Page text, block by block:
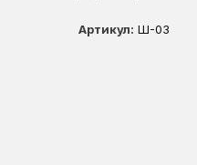
Артикул: Ш-03